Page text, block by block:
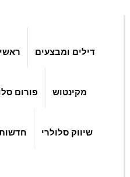
ראשי דילים ומבצעים
פורום מקינטוש
שיווק סלולרי